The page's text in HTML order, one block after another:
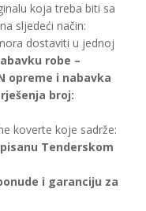
koja treba biti sa
sljedeći način:
dostaviti u jednoj
robe –
opreme i nabavka
broj:
koverte koje sadrže:
Tenderskom
i garanciju za